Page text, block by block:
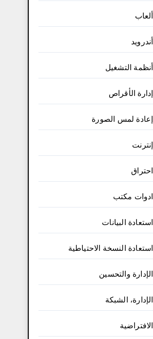
ألعاب
أندرويد
أنظمة التشغيل
إدارة الأقراص
إعادة لمس الصورة
إنترنت
احتراق
ادوات مكتب
استعادة البيانات
استعادة النسخة الاحتياطية
الإدارة والتحسين
الإدارة، الشبكة
الافتراضية